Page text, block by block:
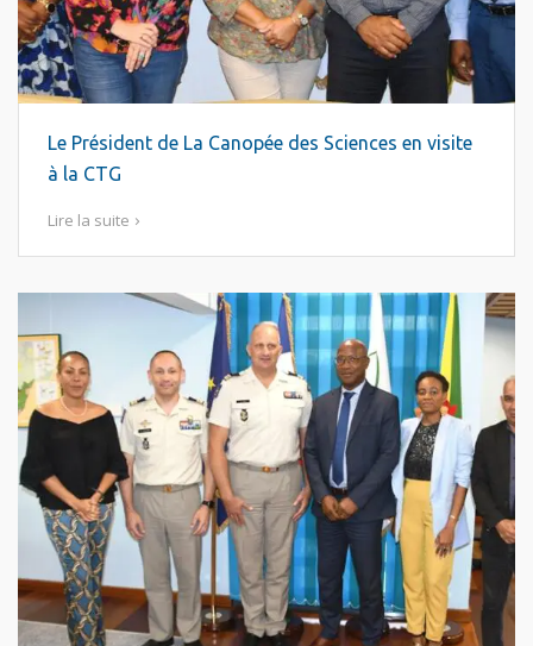
Le Président de La Canopée des Sciences en visite
à la CTG
Lire la suite